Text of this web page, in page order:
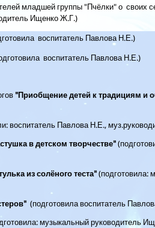
младшей группы "Пчёлки" о своих
Ищенко Ж.Г.)
воспитатель Павлова Н.Е.)
воспитатель Павлова Н.Е.)
"Приобщение детей к традициям и
воспитатель Павлова Н.Е.,
в детском творчестве"
из солёного теста"(подготовила:
(подготовила воспитатель
музыкальный руководитель